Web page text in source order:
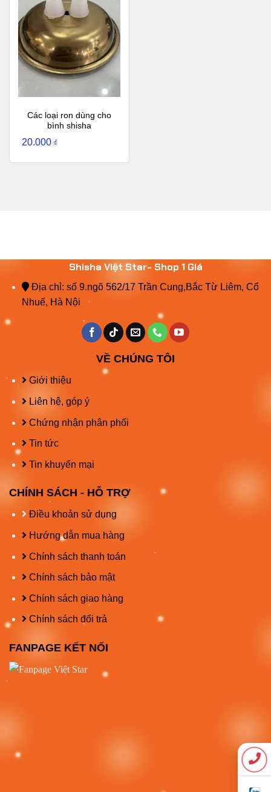
Các loại ron dùng cho
bình shisha
20.000 ₫
Shisha Việt Star- Shop 1 Giá
Địa chỉ: số 9.ngõ 562/17 Trần Cung,Bắc Từ Liêm, Cổ
Nhuế, Hà Nội
VỀ CHÚNG TÔI
Giới thiệu
Liên hệ, góp ý
Chứng nhận phân phối
Tin tức
Tin khuyến mại
CHÍNH SÁCH - HỖ TRỢ
Điều khoản sử dụng
Hướng dẫn mua hàng
Chính sách thanh toán
Chính sách bảo mật
Chính sách giao hàng
Chính sách đổi trả
FANPAGE KẾT NỐI